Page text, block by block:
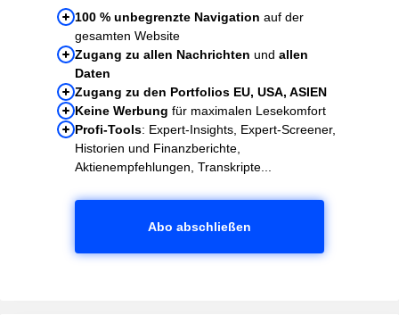
100 % unbegrenzte Navigation auf der
gesamten Website
Zugang zu allen Nachrichten und allen
Daten
Zugang zu den Portfolios EU, USA, ASIEN
Keine Werbung für maximalen Lesekomfort
Profi-Tools: Expert-Insights, Expert-Screener,
Historien und Finanzberichte,
Aktienempfehlungen, Transkripte...
Abo abschließen